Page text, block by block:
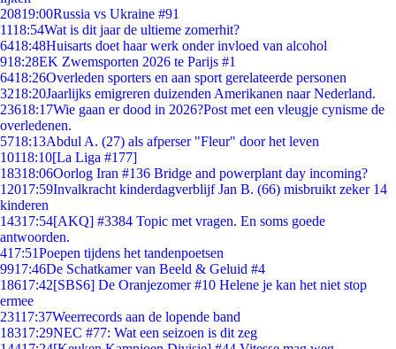
20819:00Russia vs Ukraine #91
1118:54Wat is dit jaar de ultieme zomerhit?
6418:48Huisarts doet haar werk onder invloed van alcohol
918:28EK Zwemsporten 2026 te Parijs #1
6418:26Overleden sporters en aan sport gerelateerde personen
3218:20Jaarlijks emigreren duizenden Amerikanen naar Nederland.
23618:17Wie gaan er dood in 2026?Post met een vleugje cynisme de
overledenen.
5718:13Abdul A. (27) als afperser "Fleur" door het leven
10118:10[La Liga #177]
18318:06Oorlog Iran #136 Bridge and powerplant day incoming?
12017:59Invalkracht kinderdagverblijf Jan B. (66) misbruikt zeker 14
kinderen
14317:54[AKQ] #3384 Topic met vragen. En soms goede
antwoorden.
417:51Poepen tijdens het tandenpoetsen
9917:46De Schatkamer van Beeld & Geluid #4
18617:42[SBS6] De Oranjezomer #10 Helene je kan het niet stop
ermee
23117:37Weerrecords aan de lopende band
18317:29NEC #77: Wat een seizoen is dit zeg